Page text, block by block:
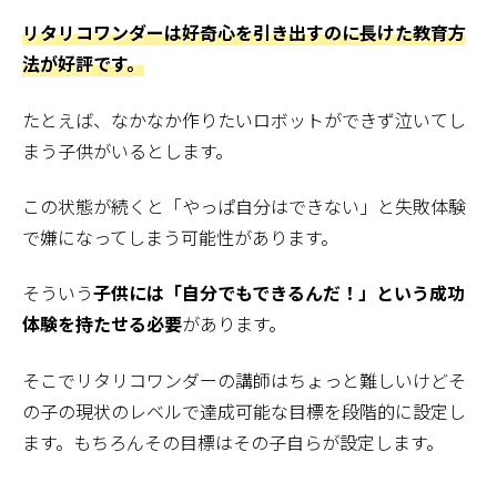
リタリコワンダーは好奇心を引き出すのに長けた教育方
法が好評です。
たとえば、なかなか作りたいロボットができず泣いてし
まう子供がいるとします。
この状態が続くと「やっぱ自分はできない」と失敗体験
で嫌になってしまう可能性があります。
そういう子供には「自分でもできるんだ！」という成功
体験を持たせる必要があります。
そこでリタリコワンダーの講師はちょっと難しいけどそ
の子の現状のレベルで達成可能な目標を段階的に設定し
ます。もちろんその目標はその子自らが設定します。